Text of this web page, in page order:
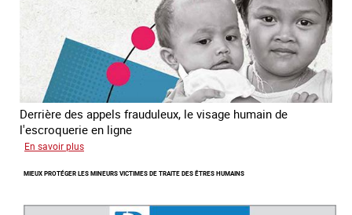
Derrière des appels frauduleux, le visage humain de
l'escroquerie en ligne
En savoir plus
mondiale
lutte
MIEUX PROTÉGER LES MINEURS VICTIMES DE TRAITE DES ÊTRES HUMAINS